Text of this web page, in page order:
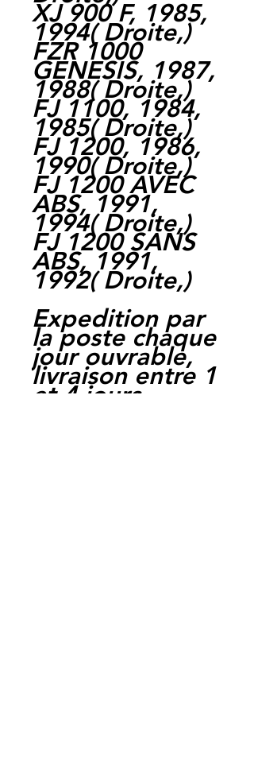
XJ 900 F, 1985,
1994(Droite,)
FZR 1000
GENESIS, 1987,
1988(Droite,)
FJ 1100, 1984,
1985(Droite,)
FJ 1200, 1986,
1990(Droite,)
FJ 1200 AVEC
ABS, 1991,
1994(Droite,)
FJ 1200 SANS
ABS, 1991,
1992(Droite,)
Expedition par
la poste chaque
jour ouvrable,
livraison entre 1
et 4 jours.